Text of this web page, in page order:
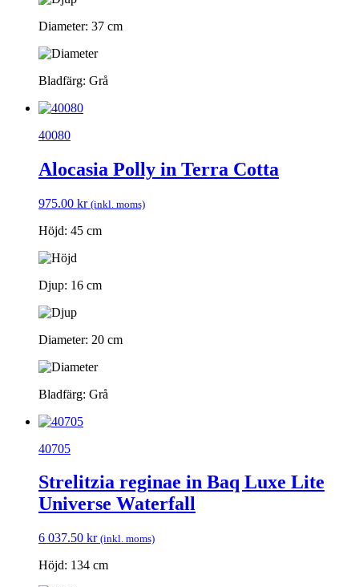
Diameter: 37 cm
Bladfärg: Grå
40080
Alocasia Polly in Terra Cotta
975.00 kr (inkl. moms)
Höjd: 45 cm
Djup: 16 cm
Diameter: 20 cm
Bladfärg: Grå
40705
Strelitzia reginae in Baq Luxe Lite
Universe Waterfall
6 037.50 kr (inkl. moms)
Höjd: 134 cm